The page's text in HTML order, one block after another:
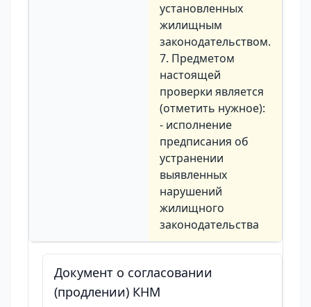
установленных
жилищным
законодательством.
7. Предметом
настоящей
проверки является
(отметить нужное):
- исполнение
предписания об
устранении
выявленных
нарушений
жилищного
законодательства
Документ о согласовании
(продлении) КНМ